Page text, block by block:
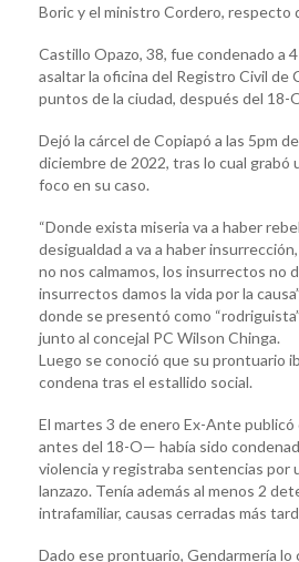
Boric y el ministro Cordero, respecto
Castillo Opazo, 38, fue condenado a
asaltar la oficina del Registro Civil de
puntos de la ciudad, después del 18-
Dejó la cárcel de Copiapó a las 5pm
diciembre de 2022, tras lo cual grabó
foco en su caso.
“Donde exista miseria va a haber
desigualdad a va a haber
no nos calmamos, los insurrectos no
insurrectos damos la vida por la
donde se presentó como
junto al concejal PC Wilson Chinga.
Luego se conoció que su prontuario
condena tras el estallido social.
El martes 3 de enero Ex-Ante
antes del 18-O— había sido
violencia y registraba sentencias por
lanzazo. Tenía además al menos 2
intrafamiliar, causas cerradas más
Dado ese prontuario, Gendarmería lo